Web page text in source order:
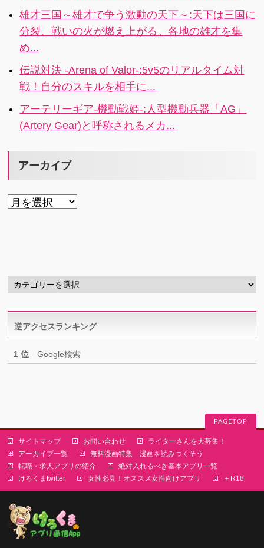
雄才三国～雄才で争う激動の天下～:天下は三国に
分裂、戦いの火が燃え上がる。各地の雄才を集
め...
伝説対決 -Arena of Valor-:5v5のリアルタイム対
戦！自分のスキルを相手に...
アーテリーギア-機動戦姫-:人型機動兵器「AG」
(Artery Gear)と呼称されるメカ...
アーカイブ
ア
カ
テ
リ
ー逆アクセスランキング
1 位 Google検索
PAGETOP
サイトマップ お問い合わせ
ライターさんを大募集！
アーカイブ一覧
無料漫画特集 漫画を読みつくそう
転職・求人アプリの紹介
絶対入れるべき基本アプリ一覧
けろくまtwitter
女性必見！オススメ女性向けアプリ ＋R18